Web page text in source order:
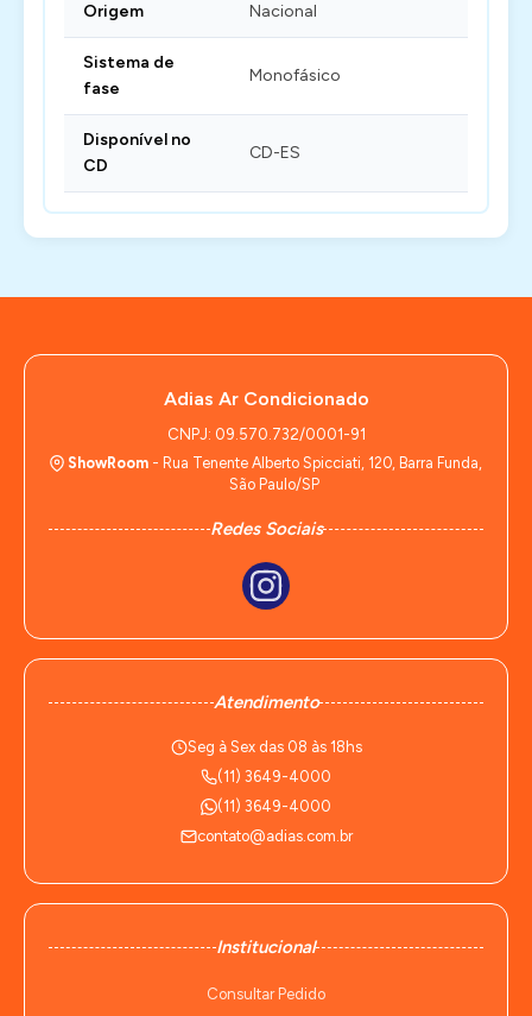
Origem Nacional
Sistema de
fase
Monofásico
Disponível no
CD
CD-ES
Adias Ar Condicionado
CNPJ: 09.570.732/0001-91
ShowRoom- Rua Tenente Alberto Spicciati, 120, Barra Funda,
São Paulo/SP
Redes Sociais
Atendimento
Seg à Sex das 08 às 18hs
(11) 3649-4000
(11) 3649-4000
contato@adias.com.br
Institucional
Consultar Pedido